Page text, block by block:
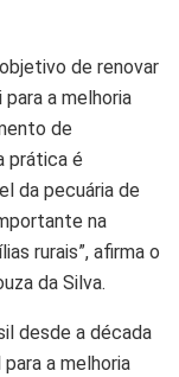
de renovar
a melhoria
de
prática é
da pecuária de
na
rurais”, afirma o
da Silva.
desde a década
a melhoria